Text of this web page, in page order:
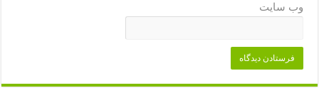
وب‌ سایت